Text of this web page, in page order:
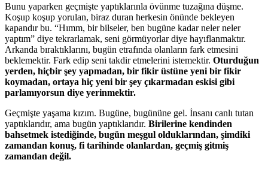
Bunu yaparken geçmişte yaptıklarınla övünme tuzağına düşme.
Koşup koşup yorulan, biraz duran herkesin önünde bekleyen
kapandır bu. “Hımm, bir bilseler, ben bugüne kadar neler neler
yaptım” diye tekrarlamak, seni görmüyorlar diye hayıflanmaktır.
Arkanda bıraktıklarını, bugün etrafında olanların fark etmesini
beklemektir. Fark edip seni takdir etmelerini istemektir. Oturduğun
yerden, hiçbir şey yapmadan, bir fikir üstüne yeni bir fikir
koymadan, ortaya hiç yeni bir şey çıkarmadan eskisi gibi
parlamıyorsun diye yerinmektir.
Geçmişte yaşama kızım. Bugüne, bugününe gel. İnsanı canlı tutan
yaptıklarıdır, ama bugün yaptıklarıdır. Birilerine kendinden
bahsetmek istediğinde, bugün meşgul olduklarından, şimdiki
zamandan konuş, fi tarihinde olanlardan, geçmiş gitmiş
zamandan değil.